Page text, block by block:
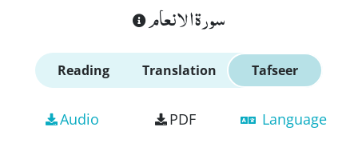
سورة الانعام
Reading Translation Tafseer
Audio PDF Language